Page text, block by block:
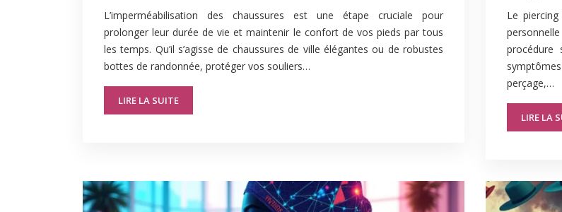
L’imperméabilisation des chaussures est une étape cruciale pour
prolonger leur durée de vie et maintenir le confort de vos pieds par tous
les temps. Qu’il s’agisse de chaussures de ville élégantes ou de robustes
bottes de randonnée, protéger vos souliers…
LIRE LA SUITE
Le
procédure
perçage,…
LIRE LA